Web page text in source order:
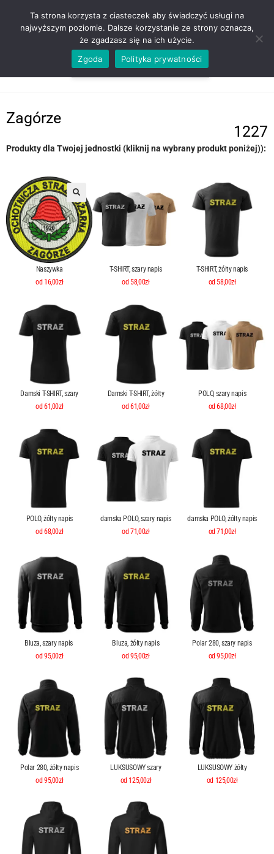
ZADZWOŃ TEL. 600 352 938
Zagórze
1227
Produkty dla Twojej jednostki (kliknij na wybrany produkt poniżej)):
Naszywka
od 16,00zł
T-SHIRT, szary napis
od 58,00zł
T-SHIRT, żółty napis
od 58,00zł
Damski T-SHIRT, szary
od 61,00zł
Damski T-SHIRT, żółty
od 61,00zł
POLO, szary napis
od 68,00zł
POLO, żółty napis
od 68,00zł
damska POLO, szary napis
od 71,00zł
damska POLO, żółty napis
od 71,00zł
Bluza, szary napis
od 95,00zł
Bluza, żółty napis
od 95,00zł
Polar 280, szary napis
od 95,00zł
Polar 280, żółty napis
od 95,00zł
LUKSUSOWY szary
od 125,00zł
LUKSUSOWY żółty
od 125,00zł
Ta strona korzysta z ciasteczek aby świadczyć usługi na
najwyższym poziomie. Dalsze korzystanie ze strony oznacza,
że zgadzasz się na ich użycie.
Zgoda
Polityka prywatności